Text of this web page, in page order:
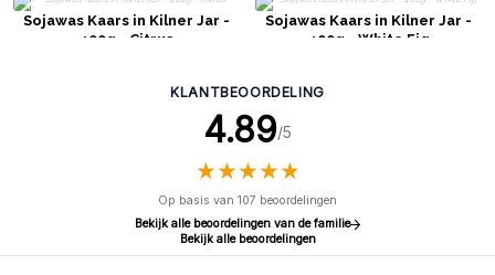
Sojawas Kaars in Kilner Jar -
400g - Citrus
Sojawas Kaars in Kilner Jar -
400g - White Fig
KLANTBEOORDELING
4.89/5
★★★★★
★★★★★
Op basis van 107 beoordelingen
Bekijk alle beoordelingen van de familie
Bekijk alle beoordelingen